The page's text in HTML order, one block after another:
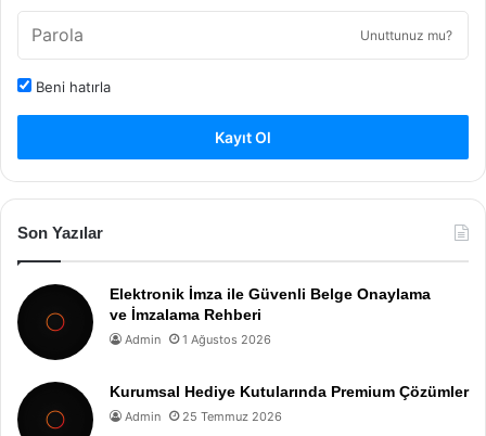
Unuttunuz mu?
Beni hatırla
Kayıt Ol
Son Yazılar
Elektronik İmza ile Güvenli Belge Onaylama
ve İmzalama Rehberi
Admin 1 Ağustos 2026
Kurumsal Hediye Kutularında Premium Çözümler
Admin 25 Temmuz 2026